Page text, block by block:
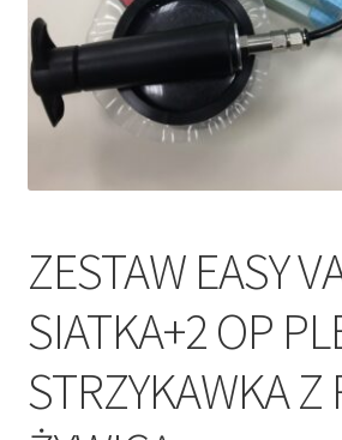
ZESTAW EASY
SIATKA+2 OP
STRZYKAWKA Z